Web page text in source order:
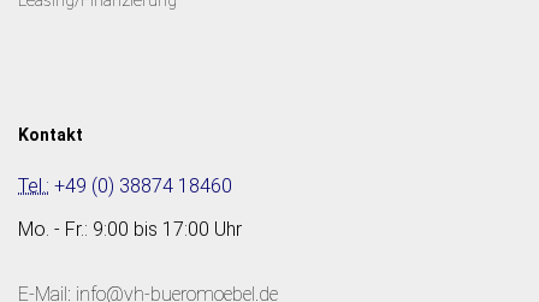
Kontakt
Tel.: +49 (0) 38874 18460
Mo. - Fr.: 9:00 bis 17:00 Uhr
E-Mail: info@vh-bueromoebel.de